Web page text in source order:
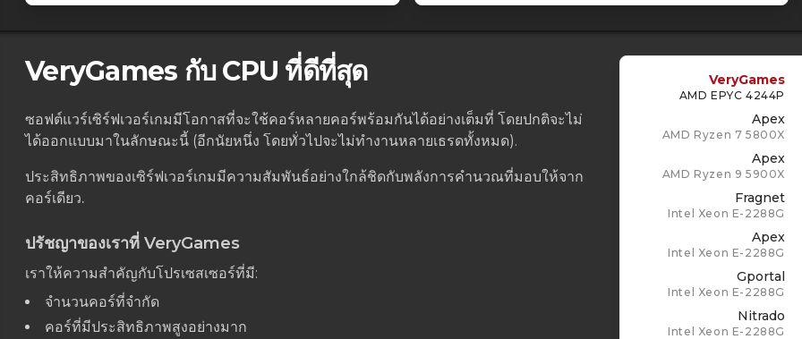
VeryGames กับ CPU ที่ดีที่สุด
ซอฟต์แวร์เซิร์ฟเวอร์เกมมีโอกาสที่จะใช้คอร์หลายคอร์พร้อมกันได้อย่างเต็มที่ โดยปกติจะไม่
ได้ออกแบบมาในลักษณะนี้ (อีกนัยหนึ่ง โดยทั่วไปจะไม่ทำงานหลายเธรดทั้งหมด).
ประสิทธิภาพของเซิร์ฟเวอร์เกมมีความสัมพันธ์อย่างใกล้ชิดกับพลังการคำนวณที่มอบให้จาก
คอร์เดียว.
ปรัชญาของเราที่ VeryGames
เราให้ความสำคัญกับโปรเซสเซอร์ที่มี:
จำนวนคอร์ที่จำกัด
คอร์ที่มีประสิทธิภาพสูงอย่างมาก
VeryGames
AMD EPYC 4244P
Apex
AMD Ryzen 7 5800X
Apex
AMD Ryzen 9 5900X
Fragnet
Intel Xeon E-2288G
Apex
Intel Xeon E-2288G
Gportal
Intel Xeon E-2288G
Nitrado
Intel Xeon E-2288G